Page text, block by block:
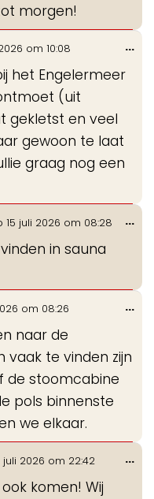
morgen!
om 10:08
het Engelermeer
(uit
gekletst en veel
gewoon te laat
graag nog een
...
15 juli 2026 om 08:28
in sauna
...
om 08:26
naar de
vaak te vinden zijn
de stoomcabine
pols binnenste
we elkaar.
...
juli 2026 om 22:42
komen! Wij
...